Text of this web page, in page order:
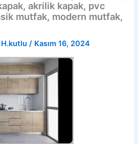
akrilik kapak, pvc
mutfak, modern mutfak,
H.kutlu/ Kasım 16, 2024